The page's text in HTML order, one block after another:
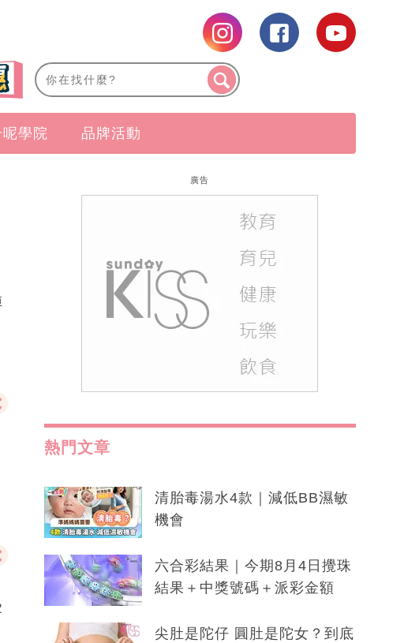
學院 品牌活動
廣告
熱門文章
清胎毒湯水4款｜減低BB濕敏
機會
六合彩結果｜今期8月4日攪珠
結果＋中獎號碼＋派彩金額
尖肚是陀仔 圓肚是陀女？到底